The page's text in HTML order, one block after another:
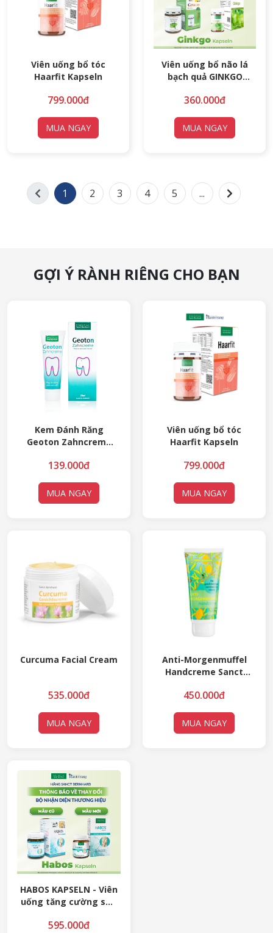
Viên uống bổ tóc
Haarfit Kapseln
799.000đ
MUA NGAY
Viên uống bổ não lá
bạch quả GINKGO
360.000đ
MUA NGAY
1 2 3 4 5 ...
GỢI Ý RÀNH RIÊNG CHO BẠN
Kem Đánh Răng
Geoton Zahncreme
139.000đ
MUA NGAY
Viên uống bổ tóc
Haarfit Kapseln
799.000đ
MUA NGAY
Curcuma Facial Cream
535.000đ
MUA NGAY
Anti-Morgenmuffel
Handcreme Sanct
dưỡng da (hương
450.000đ
MUA NGAY
HABOS KAPSELN - Viên
uống tăng cường sức
VIÊN)
595.000đ